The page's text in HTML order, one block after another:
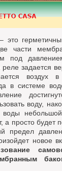
это
части
под
реле задается
воздух
в системе
воду,
воды
а просто будет
предел
новое